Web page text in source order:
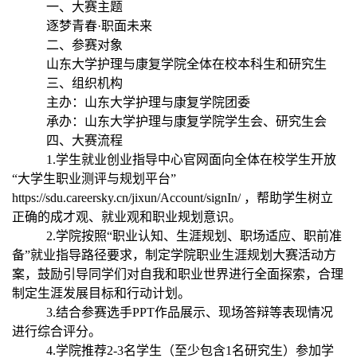
一、大赛主题
逐梦青春·职面未来
二、参赛对象
山东大学护理与康复学院全体在校本科生和研究生
三、组织机构
主办：山东大学护理与康复学院团委
承办：山东大学护理与康复学院学生会、研究生会
四、大赛流程
1.学生就业创业指导中心官网面向全体在校学生开放
“大学生职业测评与规划平台”
https://sdu.careersky.cn/jixun/Account/signIn/ ，帮助学生树立
正确的成才观、就业观和职业规划意识。
2.学院按照“职业认知、生涯规划、职场适应、职前准
备”就业指导路径要求，制定学院职业生涯规划大赛活动方
案，鼓励引导同学们对自我和职业世界进行全面探索，合理
制定生涯发展目标和行动计划。
3.结合参赛选手PPT作品展示、现场答辩等表现情况
进行综合评分。
4.学院推荐2-3名学生（至少包含1 名研究生）参加学